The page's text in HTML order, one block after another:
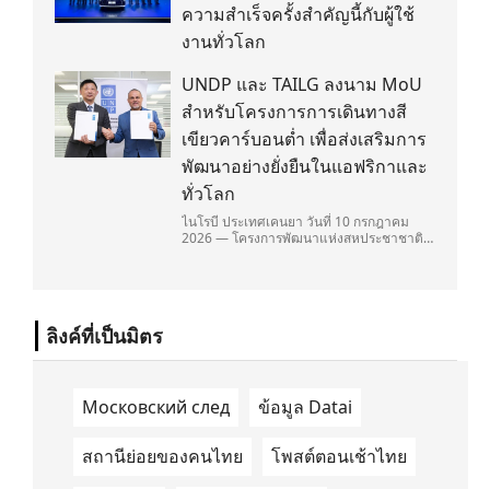
ความสำเร็จครั้งสำคัญนี้กับผู้ใช้
งานทั่วโลก
UNDP และ TAILG ลงนาม MoU
สำหรับโครงการการเดินทางสี
เขียวคาร์บอนต่ำ เพื่อส่งเสริมการ
พัฒนาอย่างยั่งยืนในแอฟริกาและ
ทั่วโลก
ไนโรบี ประเทศเคนยา วันที่ 10 กรกฎาคม
2026 — โครงการพัฒนาแห่งสหประชาชาติ
ลิงค์ที่เป็นมิตร
Московский след ข้อมูล Datai
สถานีย่อยของคนไทย โพสต์ตอนเช้าไทย